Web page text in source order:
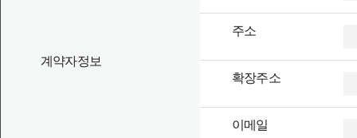
제 9 조 (이용신청의 승인 거부와 제한)
회사는 다음 각 호에 해당하는 이용신청에 대하여는 이를
다. 신용정보의 이용과 촉진에 관한 법률에 의한 신용불량
계약자정보
주소
확장주소
이메일